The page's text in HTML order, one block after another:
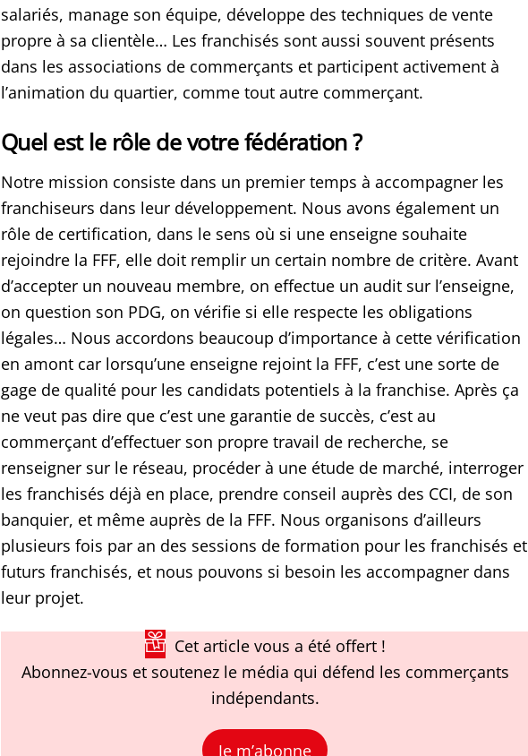
salariés, manage son équipe, développe des techniques de vente
propre à sa clientèle… Les franchisés sont aussi souvent présents
dans les associations de commerçants et participent activement à
l’animation du quartier, comme tout autre commerçant.
Quel est le rôle de votre fédération ?
Notre mission consiste dans un premier temps à accompagner les
franchiseurs dans leur développement. Nous avons également un
rôle de certification, dans le sens où si une enseigne souhaite
rejoindre la FFF, elle doit remplir un certain nombre de critère. Avant
d’accepter un nouveau membre, on effectue un audit sur l’enseigne,
on question son PDG, on vérifie si elle respecte les obligations
légales… Nous accordons beaucoup d’importance à cette vérification
en amont car lorsqu’une enseigne rejoint la FFF, c’est une sorte de
gage de qualité pour les candidats potentiels à la franchise. Après ça
ne veut pas dire que c’est une garantie de succès, c’est au
commerçant d’effectuer son propre travail de recherche, se
renseigner sur le réseau, procéder à une étude de marché, interroger
les franchisés déjà en place, prendre conseil auprès des CCI, de son
banquier, et même auprès de la FFF. Nous organisons d’ailleurs
plusieurs fois par an des sessions de formation pour les franchisés et
futurs franchisés, et nous pouvons si besoin les accompagner dans
leur projet.
Cet article vous a été offert !
Abonnez-vous et soutenez le média qui défend les commerçants
indépendants.
Je m’abonne